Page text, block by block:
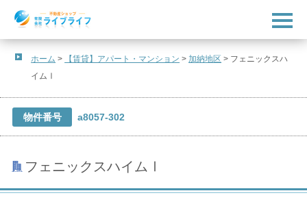
t
o
g
l
v
ホーム > 【賃貸】アパート・マンション >加納地区 > フェニックスハ
イムⅠ
フェニックスハイムⅠ
物件番号 a8057-302